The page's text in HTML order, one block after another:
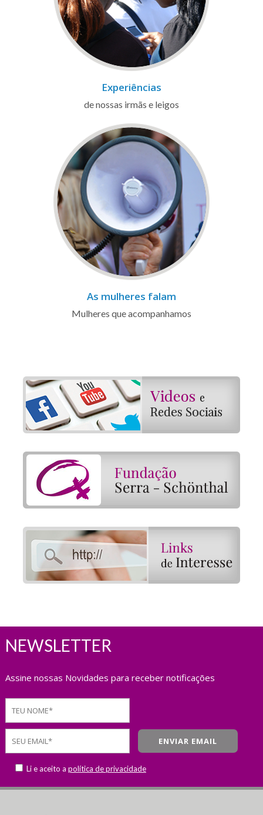
Experiências
de nossas irmãs e leigos
As mulheres falam
Mulheres que acompanhamos
NEWSLETTER
Assine nossas Novidades para receber notificações
Li e aceito a política de privacidade